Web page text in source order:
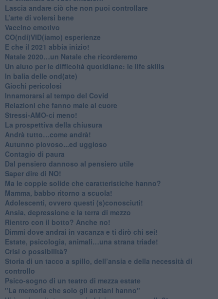
​Lascia andare ciò che non puoi controllare
L’arte di volersi bene
​Vaccino emotivo
CO(ndi)VID(iamo) esperienze
​E che il 2021 abbia inizio!
​Natale 2020…un Natale che ricorderemo
Un aiuto per le difficoltà quotidiane: le life skills
​In balia delle ond(ate)
Giochi pericolosi
Innamorarsi al tempo del Covid
​Relazioni che fanno male al cuore
​Stressi-AMO-ci meno!
​La prospettiva della chiusura
​Andrà tutto…come andrà!
Autunno piovoso...ed uggioso
​Contagio di paura
​Dal pensiero dannoso al pensiero utile
​Saper dire di NO!
​Ma le coppie solide che caratteristiche hanno?
​Mamma, babbo ritorno a scuola!
Adolescenti, ovvero questi (s)conosciuti!
Ansia, depressione e la terra di mezzo
​Rientro con il botto? Anche no!
Dimmi dove andrai in vacanza e ti dirò chi sei!
​Estate, psicologia, animali…una strana triade!
​Crisi o possibilità?
​Storia di un tacco a spillo, dell’ansia e della necessità di
controllo
​Psico-sogno di un teatro di mezza estate
"La memoria che solo gli anziani hanno"